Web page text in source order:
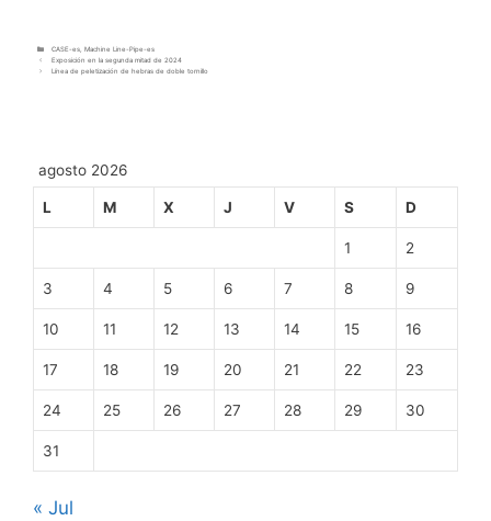
CASE-es, Machine Line-Pipe-es
Exposición en la segunda mitad de 2024
Línea de peletización de hebras de doble tornillo
agosto 2026
L M X J V S D
1 2
3 4 5 6 7 8 9
10 11 12 13 14 15 16
17 18 19 20 21 22 23
24 25 26 27 28 29 30
31
« Jul